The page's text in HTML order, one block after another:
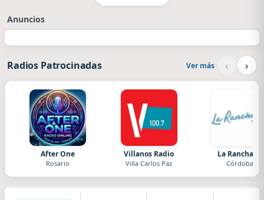
Anuncios
Radios Patrocinadas Ver más ‹ ›
After One
Rosario
Villanos Radio
Villa Carlos Paz
La Ranchada
Córdoba